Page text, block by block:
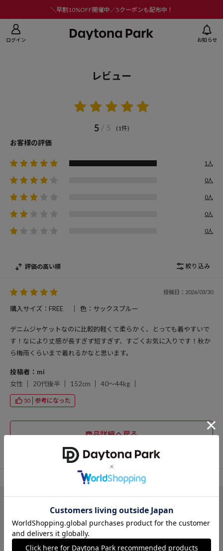
＼早割10%OFF開催中／5クーポンも配布中！
ログイン お知らせ
レビュー
5 / 5 (1件)
お客様の評価
1人
0人
0人
0人
0人
評価の高い順 絞り込み
投稿日：2026/03/30
購入サイズ：FREE 色：サックスブルー
デニムジャケットなのに比較的軽くて柔らかく、とっても着やすいで
す！なにより丈感が長すぎず短すぎず、すごくお気に入りです！秋か
ら梅雨くらいまで着れるかなと思います。
投稿者：mi
女性
20代後半 152cm 40～44kg
50 参考になった
ジャケット/アウター デニムジャケット